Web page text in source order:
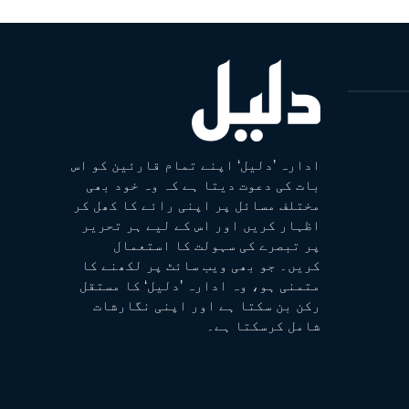
ادارہ ’دلیل‘ اپنے تمام قارئین کو اس
بات کی دعوت دیتا ہے کہ وہ خود بھی
مختلف مسائل پر اپنی رائے کا کھل کر
اظہار کریں اور اس کے لیے ہر تحریر
پر تبصرے کی سہولت کا استعمال
کریں۔ جو بھی ویب سائٹ پر لکھنے کا
متمنی ہو، وہ ادارہ ’دلیل‘ کا مستقل
رکن بن سکتا ہے اور اپنی نگارشات
شامل کرسکتا ہے۔